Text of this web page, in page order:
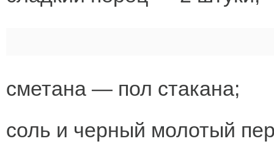
сметана — пол стакана;
соль и черный молотый